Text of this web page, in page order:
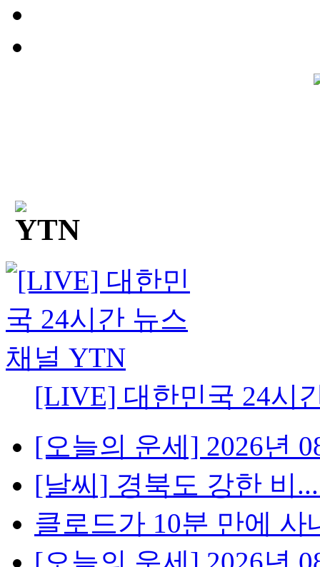
[LIVE] 대한민국 24시
[오늘의 운세] 2026년
[날씨] 경북도 강한 비
클로드가 10분 만에 사